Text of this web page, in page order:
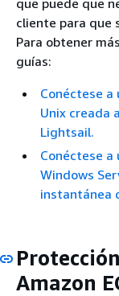
cliente para que
Para obtener
guías:
Conéctese a
Unix creada
Lightsail.
Conéctese a
Windows
instantánea
Amazon